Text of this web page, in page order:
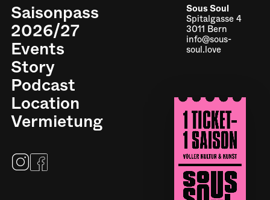
Saisonpass
2026/27
Events
Story
Podcast
Location
Vermietung
Sous Soul
Spitalgasse 4
3011 Bern
info@sous-
soul.love
Impressum
Datenschutz